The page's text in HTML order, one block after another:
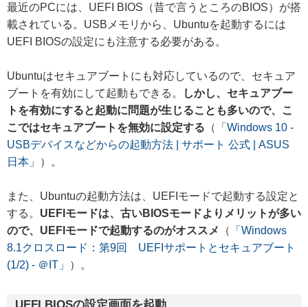
最近のPCには、UEFI BIOS（昔で言うところのBIOS）が搭
載されている。USBメモリから、Ubuntuを起動するには
UEFI BIOSの設定にも注意する必要がある。
Ubuntuはセキュアブートにも対応しているので、セキュア
ブートを有効にして起動もできる。
しかし、セキュアブー
トを有効にすると起動に問題が生じることも多いので、こ
こではセキュアブートを無効に設定する （
「Windows 10 -
USBデバイスなどからの起動方法 | サポート 公式 | ASUS
日本」
）。
また、Ubuntuの起動方法は、UEFIモードで起動する設定と
する。 UEFIモードは、古いBIOSモードよりメリットが多い
ので、UEFIモードで起動するのがオススメ
（
「Windows
8.1クロスロード：第9回 UEFIサポートとセキュアブート
(1/2) - ＠IT」
）。